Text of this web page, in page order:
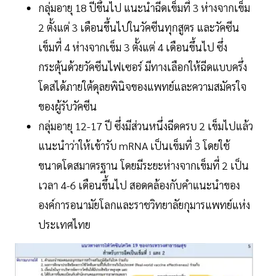
กลุ่มอายุ 18 ปีขึ้นไป แนะนำฉีดเข็มที่ 3 ห่างจากเข็ม
2 ตั้งแต่ 3 เดือนขึ้นไปในวัคซีนทุกสูตร และวัคซีน
เข็มที่ 4 ห่างจากเข็ม 3 ตั้งแต่ 4 เดือนขึ้นไป ซึ่ง
กระตุ้นด้วยวัคซีนไฟเซอร์ มีทางเลือกให้ฉีดแบบครึ่ง
โดสได้ภายใต้ดุลยพินิจของแพทย์และความสมัครใจ
ของผู้รับวัคซีน
กลุ่มอายุ 12-17 ปี ซึ่งมีส่วนหนึ่งฉีดครบ 2 เข็มไปแล้ว
แนะนำว่าให้เข้ารับ mRNA เป็นเข็มที่ 3 โดยใช้
ขนาดโดสมาตรฐาน โดยมีระยะห่างจากเข็มที่ 2 เป็น
เวลา 4-6 เดือนขึ้นไป สอดคล้องกับคำแนะนำของ
องค์การอนามัยโลกและราชวิทยาลัยกุมารแพทย์แห่ง
ประเทศไทย